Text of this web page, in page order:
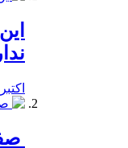
اکتبر 22, 2019